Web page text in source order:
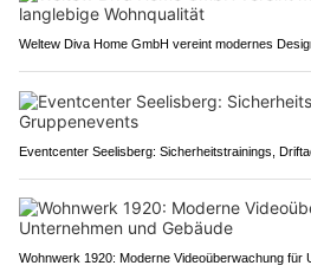
Weltew Diva Home GmbH vereint modernes
Eventcenter Seelisberg: Sicherheitstrainings,
Wohnwerk 1920: Moderne Videoüberwachung für